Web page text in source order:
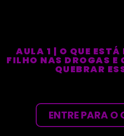
AULA 1 | O QUE ESTÁ
FILHO NAS DROGAS E
QUEBRAR
ENTRE PARA O